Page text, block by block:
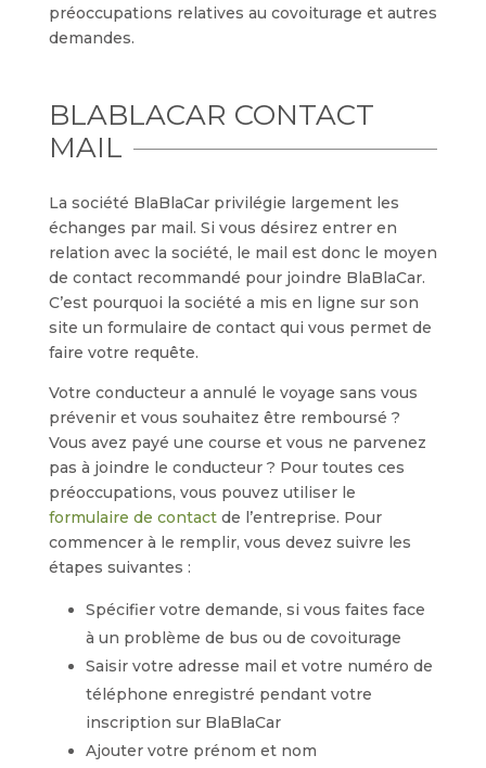
préoccupations relatives au covoiturage et autres
demandes.
BLABLACAR CONTACT
MAIL
La société BlaBlaCar privilégie largement les
échanges par mail. Si vous désirez entrer en
relation avec la société, le mail est donc le moyen
de contact recommandé pour joindre BlaBlaCar.
C’est pourquoi la société a mis en ligne sur son
site un formulaire de contact qui vous permet de
faire votre requête.
Votre conducteur a annulé le voyage sans vous
prévenir et vous souhaitez être remboursé ?
Vous avez payé une course et vous ne parvenez
pas à joindre le conducteur ? Pour toutes ces
préoccupations, vous pouvez utiliser le
formulaire de contactde l’entreprise. Pour
commencer à le remplir, vous devez suivre les
étapes suivantes :
Spécifier votre demande, si vous faites face
à un problème de bus ou de covoiturage
Saisir votre adresse mail et votre numéro de
téléphone enregistré pendant votre
inscription sur BlaBlaCar
Ajouter votre prénom et nom